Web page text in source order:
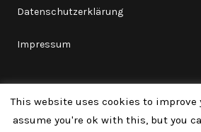
Datenschutzerklärung
Impressum
©2026 //Schluckepuck//| Theme by
This website uses cookies to improve
assume you're ok with this, but you